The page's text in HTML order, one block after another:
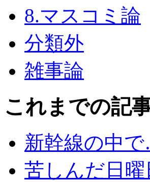
8.マスコミ論
分類外
雑事論
これまでの記
新幹線の中
苦しんだ日曜